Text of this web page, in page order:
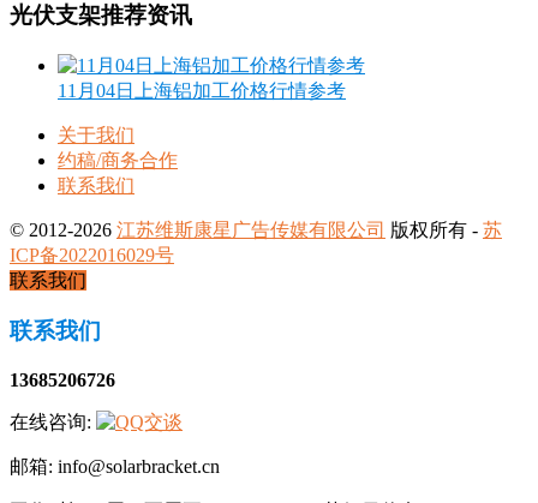
光伏支架推荐资讯
11月04日上海铝加工价格行情参考
关于我们
约稿/商务合作
联系我们
© 2012-2026 江苏维斯康星广告传媒有限公司 版权所有 - 苏
ICP备2022016029号
联系我们
联系我们
13685206726
在线咨询:
邮箱: info@solarbracket.cn